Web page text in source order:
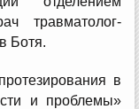
травматолог-
Ботя.
в
и проблемы»